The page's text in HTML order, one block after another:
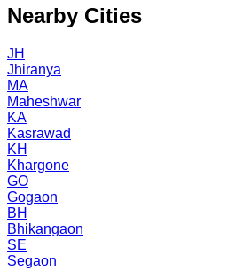
Nearby Cities
JH
Jhiranya
MA
Maheshwar
KA
Kasrawad
KH
Khargone
GO
Gogaon
BH
Bhikangaon
SE
Segaon